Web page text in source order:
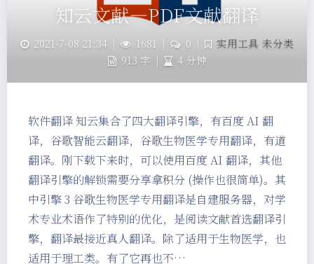
知云文献—PDF文献翻译
2021-7-08 21:34 | 1681 | 0 | 实用工具 未分类
913 字 | 4 分钟
软件翻译 知云集合了四大翻译引擎，有百度 AI 翻
译，谷歌智能云翻译，谷歌生物医学专用翻译，有道
翻译。刚下载下来时，可以使用百度 AI 翻译，其他
翻译引擎的解锁需要分享拿积分 (操作也很简单)。其
中引擎 3 谷歌生物医学专用翻译是自建服务器，对学
术专业术语作了特别的优化，是阅读文献首选翻译引
擎，翻译最接近真人翻译。除了适用于生物医学，也
适用于理工类。有了它再也不…